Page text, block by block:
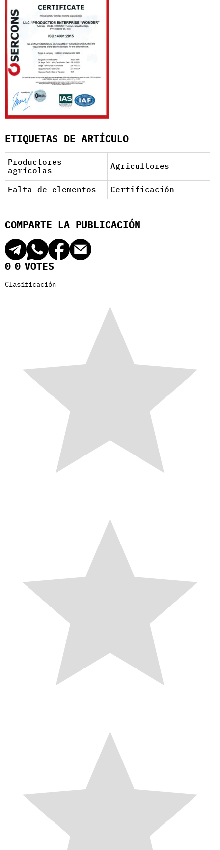
ETIQUETAS DE ARTÍCULO
Productores
agrícolas
Agricultores
Falta de elementos Certificación
COMPARTE LA PUBLICACIÓN
0 0 VOTES
Clasificación